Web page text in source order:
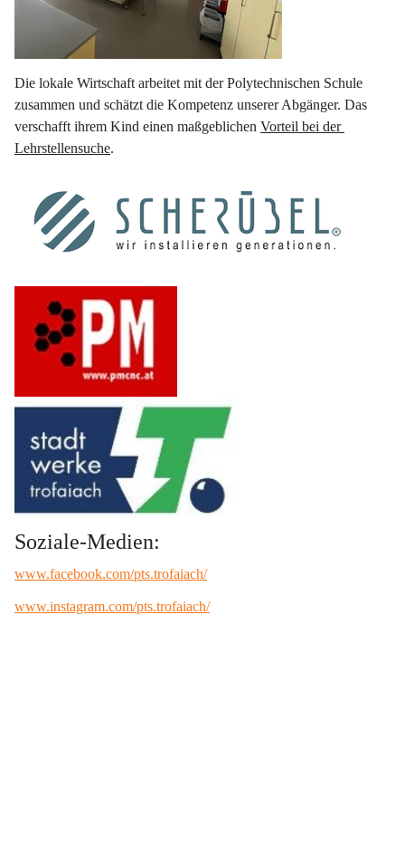
Die lokale Wirtschaft arbeitet mit der Polytechnischen Schule
zusammen und schätzt die Kompetenz unserer Abgänger. Das
verschafft ihrem Kind einen maßgeblichen Vorteil bei der
Lehrstellensuche.
Soziale-Medien:
www.facebook.com/pts.trofaiach/
www.instagram.com/pts.trofaiach/